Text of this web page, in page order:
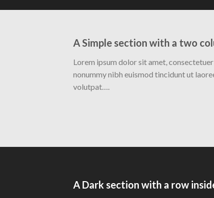
A Simple section with a two
Lorem ipsum dolor sit amet,
nonummy nibh euismod tincidunt ut
volutpat….
A Dark section with a row